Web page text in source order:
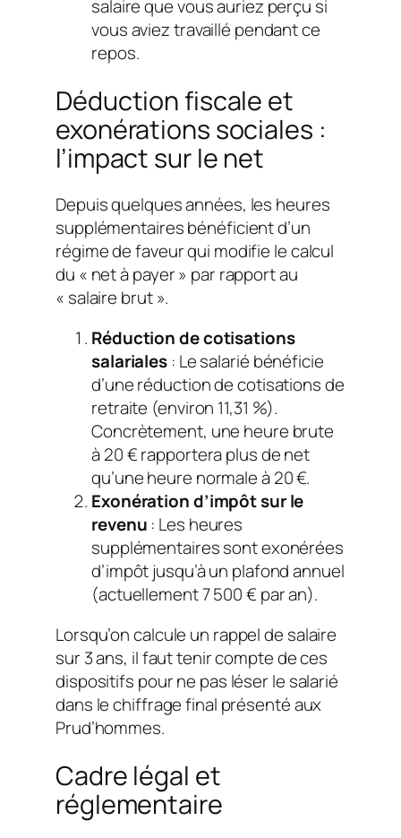
salaire que vous auriez perçu si
vous aviez travaillé pendant ce
repos.
Déduction fiscale et
exonérations sociales :
l’impact sur le net
Depuis quelques années, les heures
supplémentaires bénéficient d’un
régime de faveur qui modifie le calcul
du « net à payer » par rapport au
« salaire brut ».
Réduction de cotisations
salariales : Le salarié bénéficie
d’une réduction de cotisations de
retraite (environ 11,31 %).
Concrètement, une heure brute
à 20 € rapportera plus de net
qu’une heure normale à 20 €.
Exonération d’impôt sur le
revenu : Les heures
supplémentaires sont exonérées
d’impôt jusqu’à un plafond annuel
(actuellement 7 500 € par an).
Lorsqu’on calcule un rappel de salaire
sur 3 ans, il faut tenir compte de ces
dispositifs pour ne pas léser le salarié
dans le chiffrage final présenté aux
Prud’hommes.
Cadre légal et
réglementaire